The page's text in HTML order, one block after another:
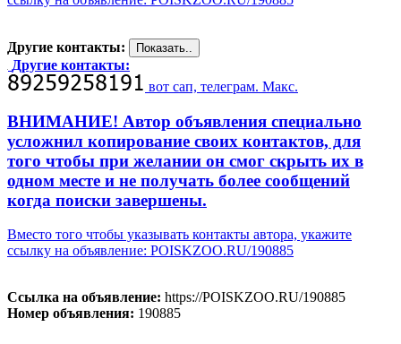
Другие контакты:
Другие контакты:
вот сап, телеграм. Макс.
ВНИМАНИЕ! Автор объявления специально
усложнил копирование своих контактов, для
того чтобы при желании он смог скрыть их в
одном месте и не получать более сообщений
когда поиски завершены.
Вместо того чтобы указывать контакты автора, укажите
ссылку на объявление: POISKZOO.RU/190885
Ссылка на объявление: https://POISKZOO.RU/190885
Номер объявления: 190885